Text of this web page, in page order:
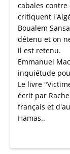
cabales
critiquent
Boualem
détenu et on
il est retenu.
Emmanuel
inquiétude
Le livre
écrit par
français et
Hamas..